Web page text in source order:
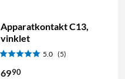
Apparatkontakt C13,
vinklet
5.0 (5)
6990